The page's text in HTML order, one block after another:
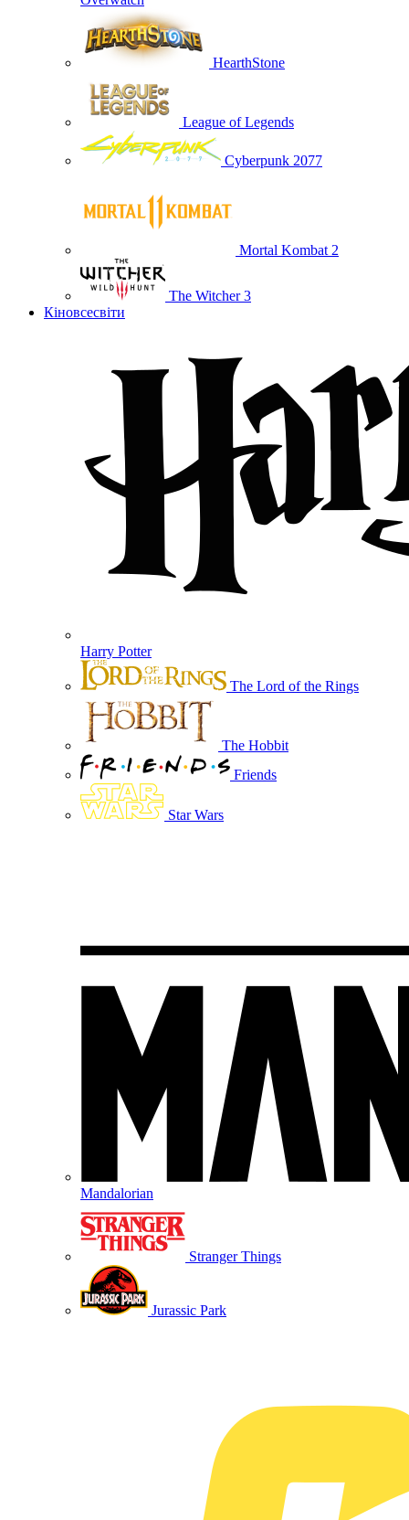
HearthStone
League of Legends
Cyberpunk 2077
Mortal Kombat 2
The Witcher 3
Кіновсесвіти
Harry Potter
The Lord of the Rings
The Hobbit
Friends
Star Wars
Mandalorian
Stranger Things
Jurassic Park